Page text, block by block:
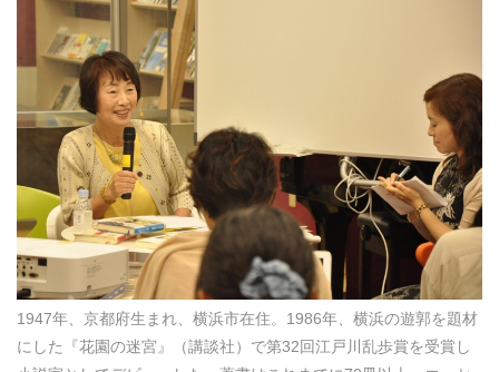
1947年、京都府生まれ、横浜市在住。1986年、横浜の遊郭を題材
にした『花園の迷宮』（講談社）で第32回江戸川乱歩賞を受賞し